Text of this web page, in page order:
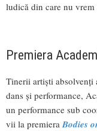
ludică din care nu vrem
Premiera
Tinerii artiști
dans și performance,
un performance sub
vii la premiera Bodies